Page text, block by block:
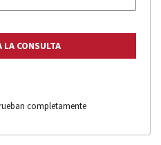
completamente